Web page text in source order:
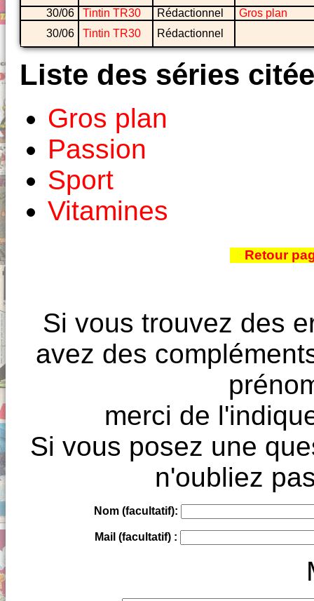
30/06
Tintin TR30 Rédactionnel
Gros plan
30/06
Tintin TR30 Rédactionnel
Liste des séries
Gros plan
Passion
Sport
Vitamines
Retour
Si vous trouvez des
avez des
merci de
Si vous posez une
n'oubliez
Nom (facultatif):
Mail (facultatif) :